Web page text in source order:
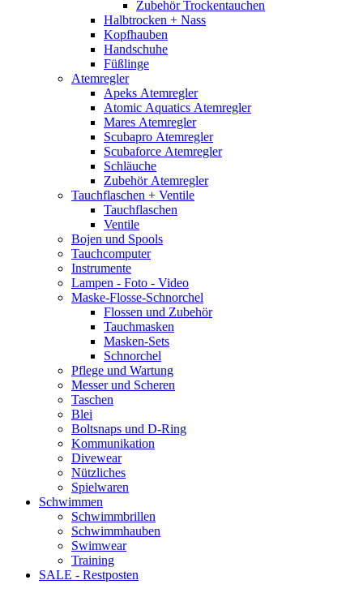
Zubehör Trockentauchen
Halbtrocken + Nass
Kopfhauben
Handschuhe
Füßlinge
Atemregler
Apeks Atemregler
Atomic Aquatics Atemregler
Mares Atemregler
Scubapro Atemregler
Scubaforce Atemregler
Schläuche
Zubehör Atemregler
Tauchflaschen + Ventile
Tauchflaschen
Ventile
Bojen und Spools
Tauchcomputer
Instrumente
Lampen - Foto - Video
Maske-Flosse-Schnorchel
Flossen und Zubehör
Tauchmasken
Masken-Sets
Schnorchel
Pflege und Wartung
Messer und Scheren
Taschen
Blei
Boltsnaps und D-Ring
Kommunikation
Divewear
Nützliches
Spielwaren
Schwimmen
Schwimmbrillen
Schwimmhauben
Swimwear
Training
SALE - Restposten